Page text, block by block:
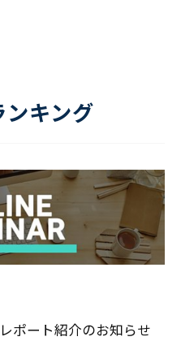
キング
ポート紹介のお知らせ